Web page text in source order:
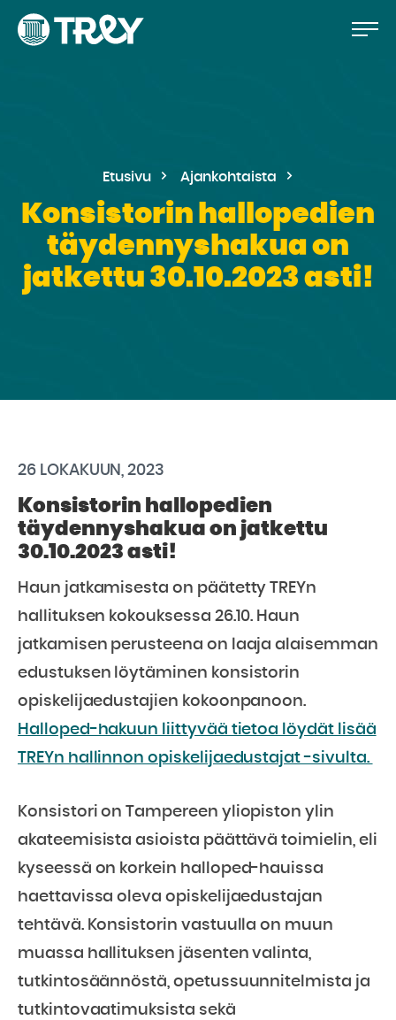
Hyppää
sisältöön
Siirry
TREY
-etusivulle
Etusivu Ajankohtaista
Konsistorin hallopedien
täydennyshakua on
jatkettu 30.10.2023 asti!
26 LOKAKUUN, 2023
Konsistorin hallopedien
täydennyshakua on jatkettu
30.10.2023 asti!
Haun jatkamisesta on päätetty TREYn
hallituksen kokouksessa 26.10. Haun
jatkamisen perusteena on laaja alaisemman
edustuksen löytäminen konsistorin
opiskelijaedustajien kokoonpanoon.
Halloped-hakuun liittyvää tietoa löydät lisää
TREYn hallinnon opiskelijaedustajat -sivulta.
Konsistori on Tampereen yliopiston ylin
akateemisista asioista päättävä toimielin, eli
kyseessä on korkein halloped-hauissa
haettavissa oleva opiskelijaedustajan
tehtävä. Konsistorin vastuulla on muun
muassa hallituksen jäsenten valinta,
tutkintosäännöstä, opetussuunnitelmista ja
tutkintovaatimuksista sekä